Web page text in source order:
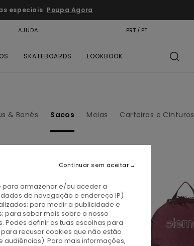
especiais Poupa Agora
AJUDA PRT / PT
SKATEBOARDS LOOKBOOK
& Bonés Sacos Meias Carteiras e Cinturos
para armazenar e/ou aceder a
de navegação e endereço IP)
para medir a publicidade e
para saber mais sobre o nosso
Podes definir as tuas escolhas para
recusar cookies que não estão
Para mais informações,
Continuar sem aceitar